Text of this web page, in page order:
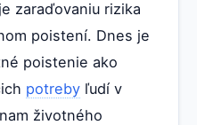
zaraďovaniu rizika
poistení. Dnes je
poistenie ako
potreby ľudí v
životného